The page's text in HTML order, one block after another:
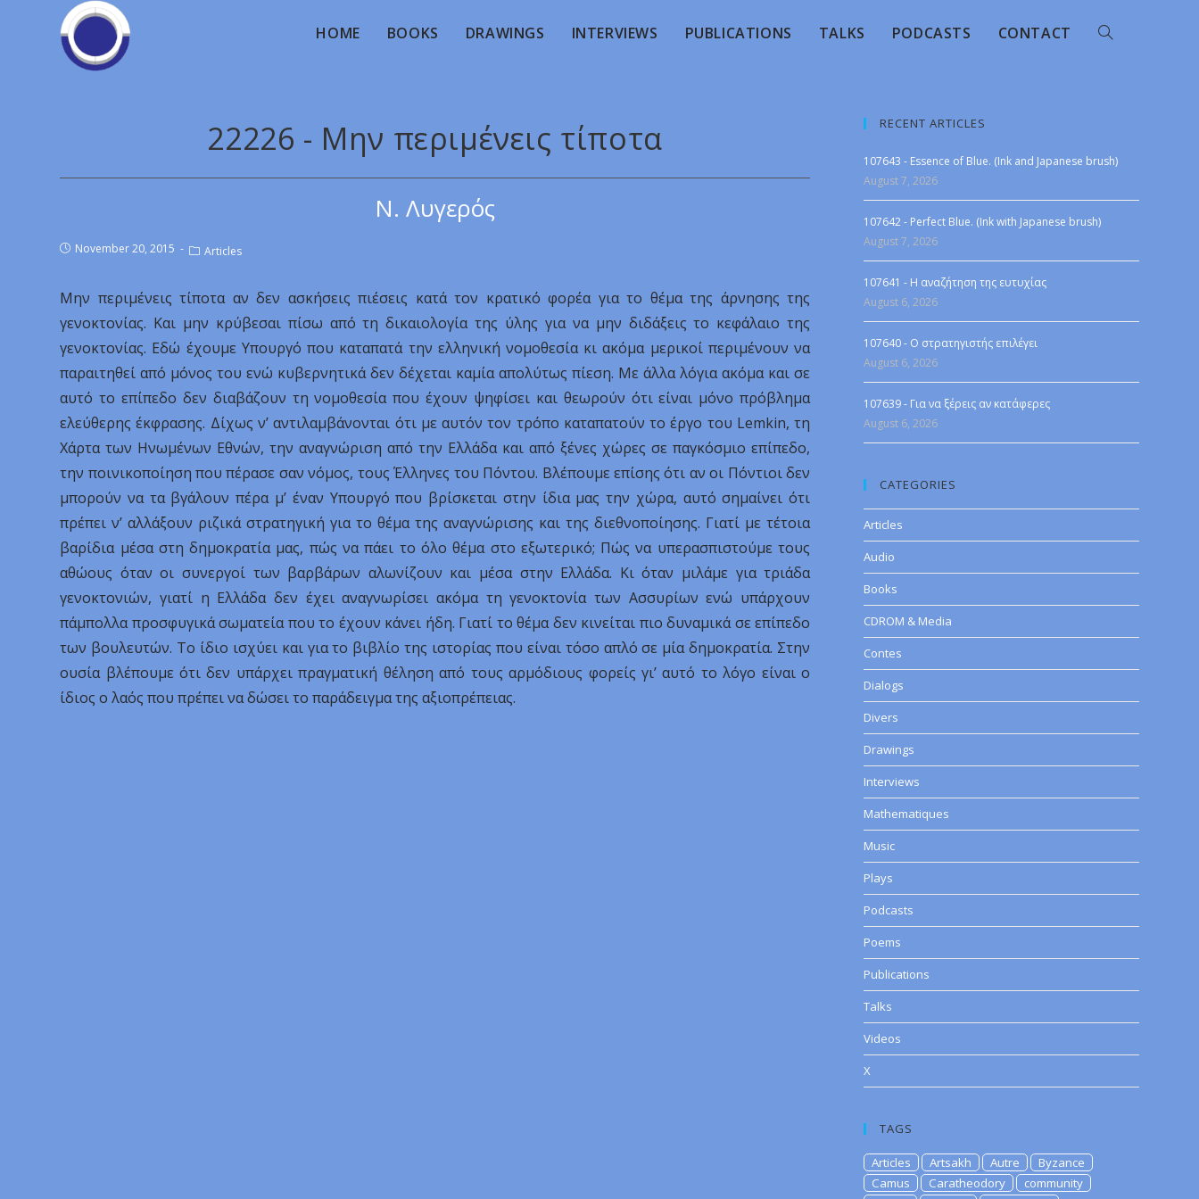
HOME BOOKS DRAWINGS INTERVIEWS PUBLICATIONS TALKS PODCASTS CONTACT
22226 - Μην περιμένεις τίποτα
Ν. Λυγερός
November 20, 2015 Articles
Μην περιμένεις τίποτα αν δεν ασκήσεις πιέσεις κατά τον κρατικό φορέα για το θέμα της άρνησης της
γενοκτονίας. Και μην κρύβεσαι πίσω από τη δικαιολογία της ύλης για να μην διδάξεις το κεφάλαιο της
γενοκτονίας. Εδώ έχουμε Υπουργό που καταπατά την ελληνική νομοθεσία κι ακόμα μερικοί περιμένουν να
παραιτηθεί από μόνος του ενώ κυβερνητικά δεν δέχεται καμία απολύτως πίεση. Με άλλα λόγια ακόμα και σε
αυτό το επίπεδο δεν διαβάζουν τη νομοθεσία που έχουν ψηφίσει και θεωρούν ότι είναι μόνο πρόβλημα
ελεύθερης έκφρασης. Δίχως ν’ αντιλαμβάνονται ότι με αυτόν τον τρόπο καταπατούν το έργο του Lemkin, τη
Χάρτα των Ηνωμένων Εθνών, την αναγνώριση από την Ελλάδα και από ξένες χώρες σε παγκόσμιο επίπεδο,
την ποινικοποίηση που πέρασε σαν νόμος, τους Έλληνες του Πόντου. Βλέπουμε επίσης ότι αν οι Πόντιοι δεν
μπορούν να τα βγάλουν πέρα μ’ έναν Υπουργό που βρίσκεται στην ίδια μας την χώρα, αυτό σημαίνει ότι
πρέπει ν’ αλλάξουν ριζικά στρατηγική για το θέμα της αναγνώρισης και της διεθνοποίησης. Γιατί με τέτοια
βαρίδια μέσα στη δημοκρατία μας, πώς να πάει το όλο θέμα στο εξωτερικό; Πώς να υπερασπιστούμε τους
αθώους όταν οι συνεργοί των βαρβάρων αλωνίζουν και μέσα στην Ελλάδα. Κι όταν μιλάμε για τριάδα
γενοκτονιών, γιατί η Ελλάδα δεν έχει αναγνωρίσει ακόμα τη γενοκτονία των Ασσυρίων ενώ υπάρχουν
πάμπολλα προσφυγικά σωματεία που το έχουν κάνει ήδη. Γιατί το θέμα δεν κινείται πιο δυναμικά σε επίπεδο
των βουλευτών. Το ίδιο ισχύει και για το βιβλίο της ιστορίας που είναι τόσο απλό σε μία δημοκρατία. Στην
ουσία βλέπουμε ότι δεν υπάρχει πραγματική θέληση από τους αρμόδιους φορείς γι’ αυτό το λόγο είναι ο
ίδιος ο λαός που πρέπει να δώσει το παράδειγμα της αξιοπρέπειας.
RECENT ARTICLES
107643 - Essence of Blue. (Ink and Japanese brush)
August 7, 2026
107642 - Perfect Blue. (Ink with Japanese brush)
August 7, 2026
107641 - Η αναζήτηση της ευτυχίας
August 6, 2026
107640 - Ο στρατηγιστής επιλέγει
August 6, 2026
107639 - Για να ξέρεις αν κατάφερες
August 6, 2026
CATEGORIES
Articles
Audio
Books
CDROM & Media
Contes
Dialogs
Divers
Drawings
Interviews
Mathematiques
Music
Plays
Podcasts
Poems
Publications
Talks
Videos
X
TAGS
Articles Artsakh Autre
Byzance
Camus
Caratheodory
community